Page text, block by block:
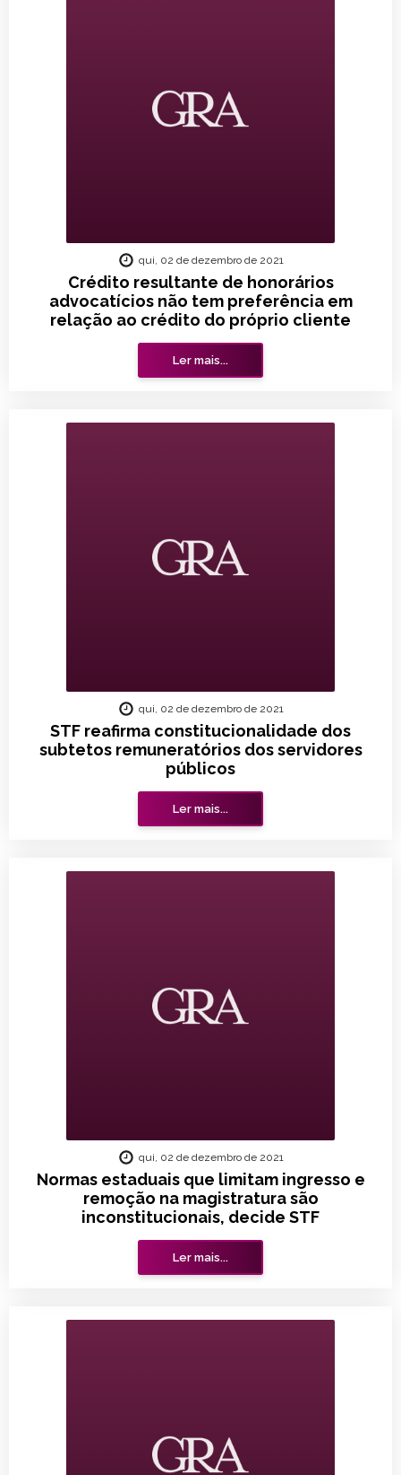
Crédito resultante de honorários
advocatícios não tem preferência em
relação ao crédito do próprio cliente
qui, 02 de dezembro de 2021
Ler mais...
STF reafirma constitucionalidade dos
subtetos remuneratórios dos servidores
públicos
qui, 02 de dezembro de 2021
Ler mais...
Normas estaduais que limitam ingresso e
remoção na magistratura são
inconstitucionais, decide STF
qui, 02 de dezembro de 2021
Ler mais...